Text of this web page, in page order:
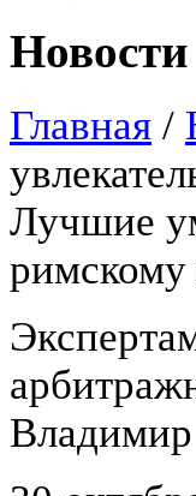
Новости
Главная /
Лучшие
римскому